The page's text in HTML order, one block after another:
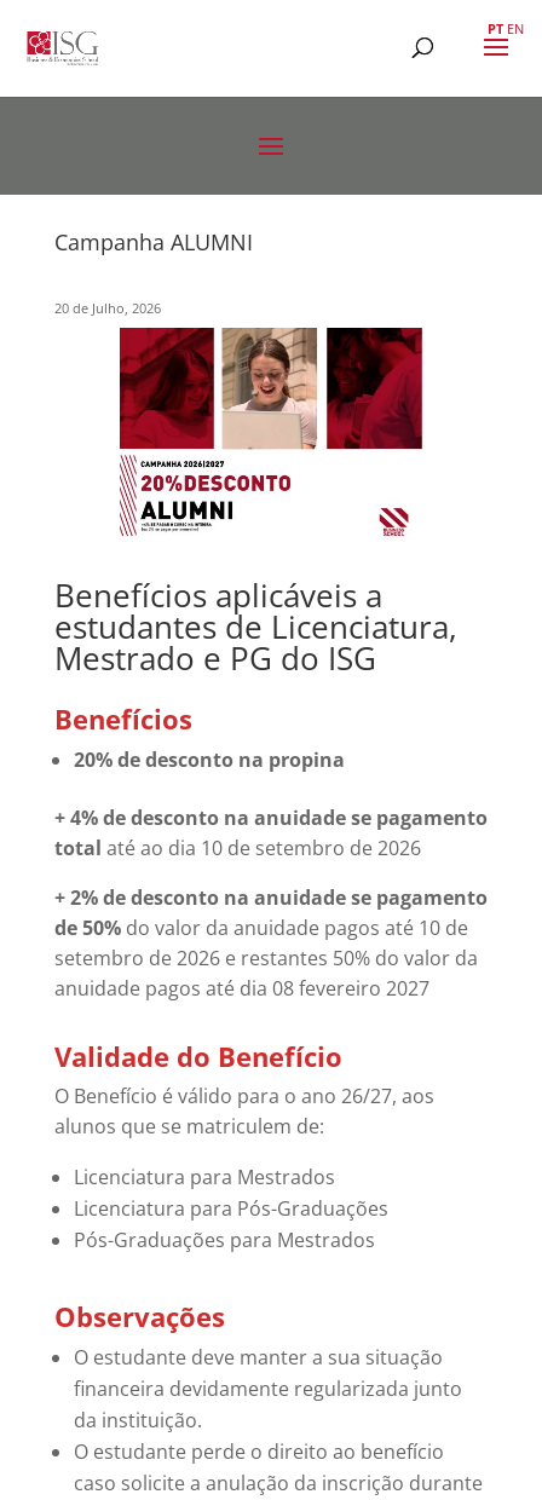
Campanha ALUMNI
20 de Julho, 2026
Benefícios aplicáveis a
estudantes de Licenciatura,
Mestrado e PG do ISG
Benefícios
20% de desconto na propina
+ 4% de desconto na anuidadese pagamento
total até ao dia 10 de setembro de 2026
+ 2% de desconto na anuidade se pagamento
de 50%do valor da anuidade pagos até 10 de
setembro de 2026 e restantes 50% do valor da
anuidade pagos até dia 08 fevereiro 2027
Validade do Benefício
O Benefício é válido para o ano 26/27, aos
alunos que se matriculem de:
Licenciatura para Mestrados
Licenciatura para Pós-Graduações
Pós-Graduações para Mestrados
Observações
O estudante deve manter a sua situação
financeira devidamente regularizada junto
da instituição.
O estudante perde o direito ao benefício
caso solicite a anulação da inscrição durante
PT EN